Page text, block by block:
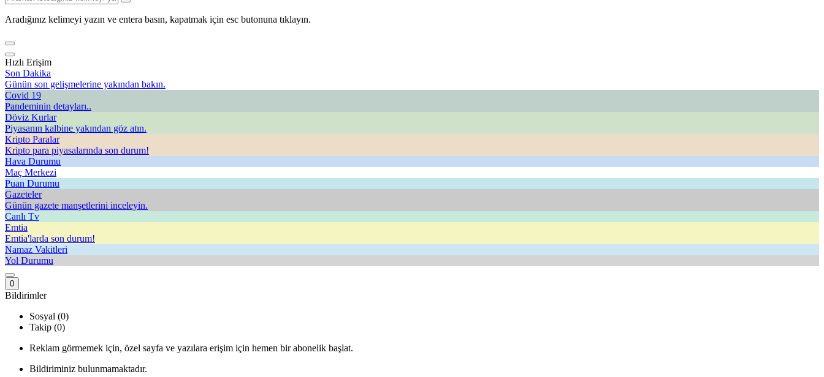
Aradığınız kelimeyi yazın ve entera basın, kapatmak için esc butonuna tıklayın.
Hızlı Erişim
Son Dakika
Günün son gelişmelerine yakından bakın.
Covid 19
Pandeminin detayları..
Döviz Kurlar
Piyasanın kalbine yakından göz atın.
Kripto Paralar
Kripto para piyasalarında son durum!
Hava Durumu
Maç Merkezi
Puan Durumu
Gazeteler
Günün gazete manşetlerini inceleyin.
Canlı Tv
Emtia
Emtia'larda son durum!
Namaz Vakitleri
Yol Durumu
0
Bildirimler
Sosyal (0)
Takip (0)
Reklam görmemek için, özel sayfa ve yazılara erişim için hemen bir abonelik başlat.
Bildiriminiz bulunmamaktadır.